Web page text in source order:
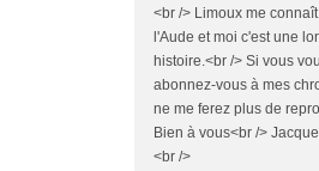
<br /> Limoux me
l'Aude et moi c'est une
histoire.<br /> Si vous
abonnez-vous à mes
ne me ferez plus de
Bien à vous<br />
<br />